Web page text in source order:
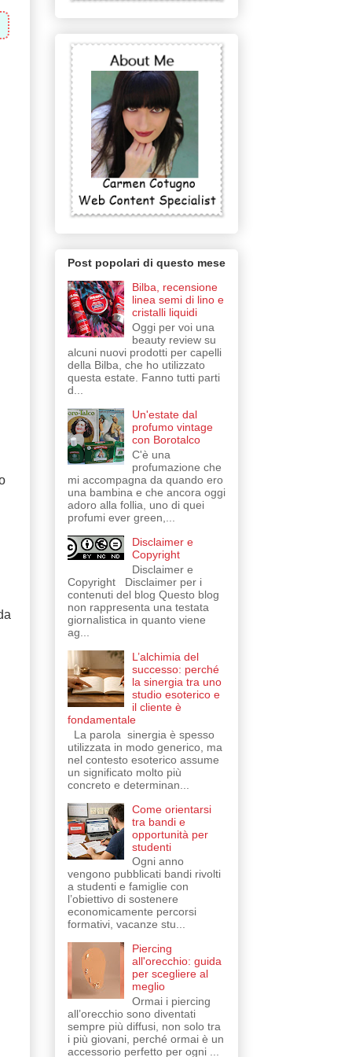
Post popolari di questo mese
Bilba, recensione
linea semi di lino e
cristalli liquidi
Oggi per voi una
beauty review su
alcuni nuovi prodotti per capelli
della Bilba, che ho utilizzato
questa estate. Fanno tutti parti
d...
Un'estate dal
profumo vintage
con Borotalco
C'è una
profumazione che
mi accompagna da quando ero
una bambina e che ancora oggi
adoro alla follia, uno di quei
profumi ever green,...
Disclaimer e
Copyright
Disclaimer e
Copyright Disclaimer per i
contenuti del blog Questo blog
non rappresenta una testata
giornalistica in quanto viene
ag...
L’alchimia del
successo: perché
la sinergia tra uno
studio esoterico e
il cliente è
fondamentale
La parola sinergia è spesso
utilizzata in modo generico, ma
nel contesto esoterico assume
un significato molto più
concreto e determinan...
Come orientarsi
tra bandi e
opportunità per
studenti
Ogni anno
vengono pubblicati bandi rivolti
a studenti e famiglie con
l’obiettivo di sostenere
economicamente percorsi
formativi, vacanze stu...
Piercing
all'orecchio: guida
per scegliere al
meglio
Ormai i piercing
all’orecchio sono diventati
sempre più diffusi, non solo tra
i più giovani, perché ormai è un
accessorio perfetto per ogni ...